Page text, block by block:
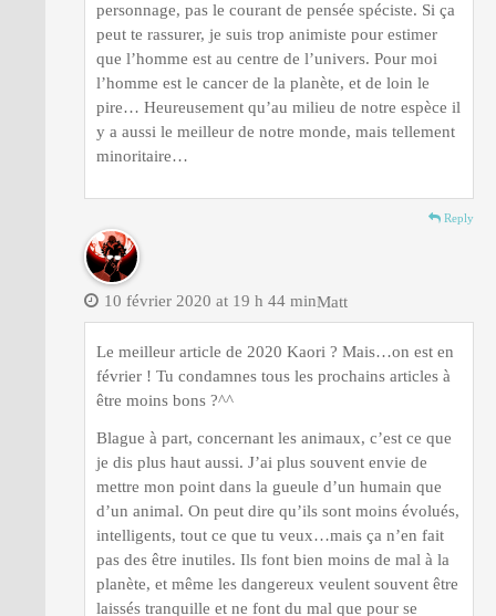
personnage, pas le courant de pensée spéciste. Si ça
peut te rassurer, je suis trop animiste pour estimer
que l’homme est au centre de l’univers. Pour moi
l’homme est le cancer de la planète, et de loin le
pire… Heureusement qu’au milieu de notre espèce il
y a aussi le meilleur de notre monde, mais tellement
minoritaire…
Reply
Matt
10 février 2020 at 19 h 44 min
Le meilleur article de 2020 Kaori ? Mais…on est en
février ! Tu condamnes tous les prochains articles à
être moins bons ?^^
Blague à part, concernant les animaux, c’est ce que
je dis plus haut aussi. J’ai plus souvent envie de
mettre mon point dans la gueule d’un humain que
d’un animal. On peut dire qu’ils sont moins évolués,
intelligents, tout ce que tu veux…mais ça n’en fait
pas des être inutiles. Ils font bien moins de mal à la
planète, et même les dangereux veulent souvent être
laissés tranquille et ne font du mal que pour se